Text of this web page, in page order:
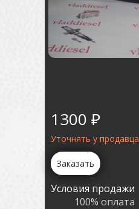
1300 ₽
Уточнять у продавца
Заказать
Условия продажи
100% оплата